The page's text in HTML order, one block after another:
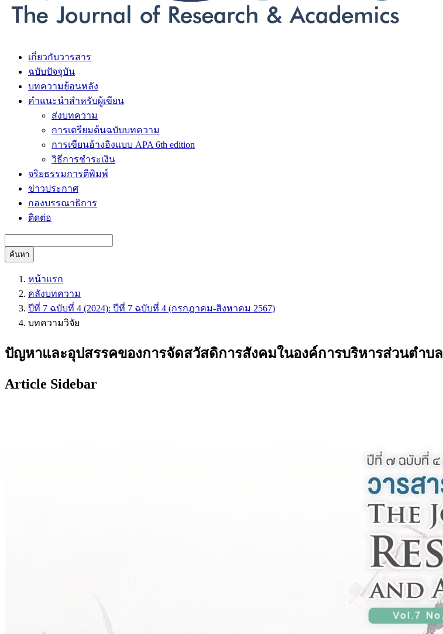
เกี่ยวกับวารสาร
ฉบับปัจจุบัน
บทความย้อนหลัง
คำแนะนำสำหรับผู้เขียน
ส่งบทความ
การเตรียมต้นฉบับบทความ
การเขียนอ้างอิงแบบ APA 6th edition
วิธีการชำระเงิน
จริยธรรมการตีพิมพ์
ข่าวประกาศ
กองบรรณาธิการ
ติดต่อ
ค้นหา
หน้าแรก
คลังบทความ
ปีที่ 7 ฉบับที่ 4 (2024): ปีที่ 7 ฉบับที่ 4 (กรกฎาคม-สิงหาคม 2567)
บทความวิจัย
ปัญหาและอุปสรรคของการจัดสวัสดิการสังคมในองค์การบริหารส่วนตำบล
Article Sidebar